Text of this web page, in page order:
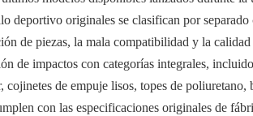
deportivo originales se clasifican por
de piezas, la mala compatibilidad y la
de impactos con categorías integrales,
de empuje lisos, topes de poliuretano,
con las especificaciones originales de